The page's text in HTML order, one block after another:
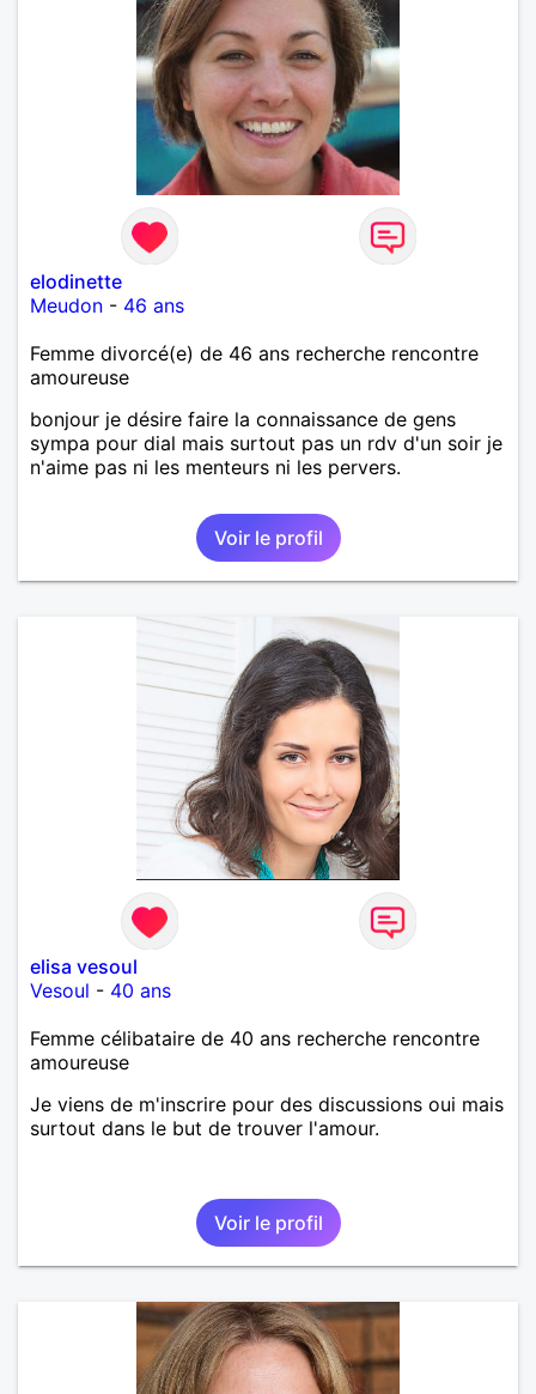
elodinette
Meudon - 46 ans
Femme divorcé(e) de 46 ans recherche rencontre
amoureuse
bonjour je désire faire la connaissance de gens
sympa pour dial mais surtout pas un rdv d'un soir je
n'aime pas ni les menteurs ni les pervers.
Voir le profil
elisa vesoul
Vesoul - 40 ans
Femme célibataire de 40 ans recherche rencontre
amoureuse
Je viens de m'inscrire pour des discussions oui mais
surtout dans le but de trouver l'amour.
Voir le profil